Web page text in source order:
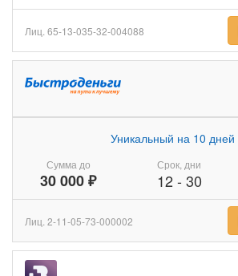
Лиц. 65-13-035-32-004088
Сумма до
30 000 ₽
Уникальный на 10 дней
Срок, дни
12- 30
Лиц. 2-11-05-73-000002